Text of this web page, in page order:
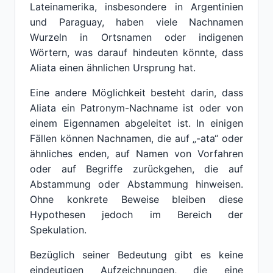
Lateinamerika, insbesondere in Argentinien
und Paraguay, haben viele Nachnamen
Wurzeln in Ortsnamen oder indigenen
Wörtern, was darauf hindeuten könnte, dass
Aliata einen ähnlichen Ursprung hat.
Eine andere Möglichkeit besteht darin, dass
Aliata ein Patronym-Nachname ist oder von
einem Eigennamen abgeleitet ist. In einigen
Fällen können Nachnamen, die auf „-ata“ oder
ähnliches enden, auf Namen von Vorfahren
oder auf Begriffe zurückgehen, die auf
Abstammung oder Abstammung hinweisen.
Ohne konkrete Beweise bleiben diese
Hypothesen jedoch im Bereich der
Spekulation.
Bezüglich seiner Bedeutung gibt es keine
eindeutigen Aufzeichnungen, die eine